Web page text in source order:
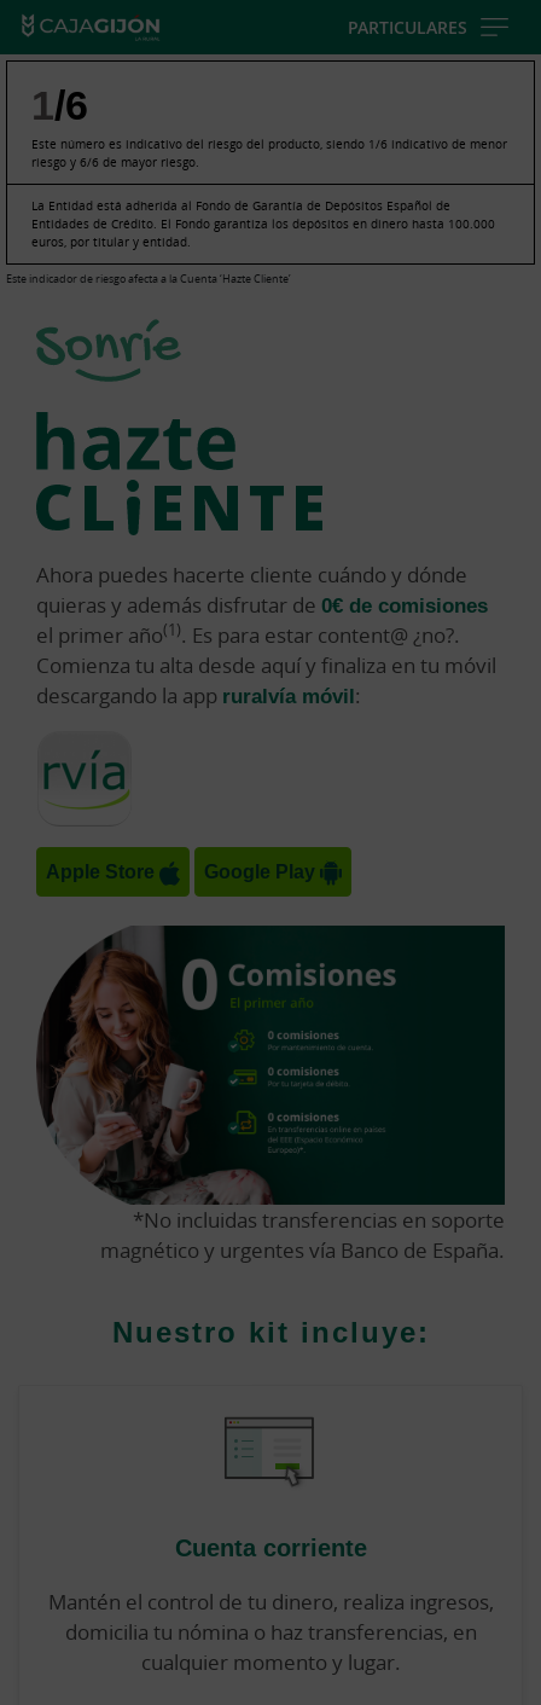
PARTICULARES
1/6
Este número es indicativo del riesgo del producto, siendo 1/6 indicativo de menor
riesgo y 6/6 de mayor riesgo.
La Entidad está adherida al Fondo de Garantía de Depósitos Español de
Entidades de Crédito. El Fondo garantiza los depósitos en dinero hasta 100.000
euros, por titular y entidad.
Este indicador de riesgo afecta a la Cuenta ‘Hazte Cliente’
contenido,
por
espere...
Ahora puedes hacerte cliente cuándo y dónde
quieras y además disfrutar de 0€ de comisiones
el primer año(1). Es para estar content@ ¿no?.
Comienza tu alta desde aquí y finaliza en tu móvil
descargando la app ruralvía móvil:
Apple Store Google Play
*No incluidas transferencias en soporte
magnético y urgentes vía Banco de España.
Nuestro kit incluye:
Cuenta corriente
Mantén el control de tu dinero, realiza ingresos,
domicilia tu nómina o haz transferencias, en
cualquier momento y lugar.